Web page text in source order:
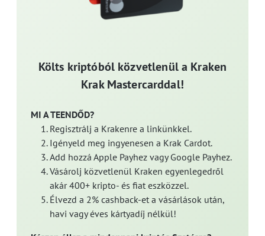
Költs kriptóból közvetlenül a Kraken
Krak Mastercarddal!
MI A TEENDŐD?
Regisztrálj a Krakenre a linkünkkel.
Igényeld meg ingyenesen a Krak Cardot.
Add hozzá Apple Payhez vagy Google Payhez.
Vásárolj közvetlenül Kraken egyenlegedről
akár 400+ kripto- és fiat eszközzel.
Élvezd a 2% cashback-et a vásárlások után,
havi vagy éves kártyadíj nélkül!